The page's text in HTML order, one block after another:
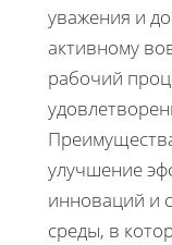
уважения и
активному
рабочий
улучшение
инноваций и
среды, в